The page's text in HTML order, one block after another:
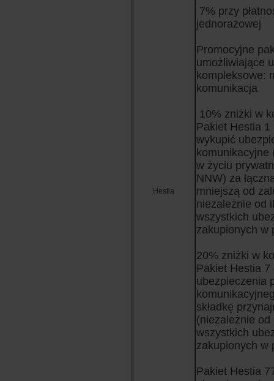
Hestia
7% przy
jednorazowej
Promocyjne
umożliwiające
kompleksowe:
komunikacja
10% zniżki w
Pakiet Hestia 1
wykupić
komunikacyjne
w życiu
NNW) za
mniejszą od
niezależnie od
wszystkich
zakupionych w
20% zniżki w
Pakiet Hestia
ubezpieczenia
składkę
(niezależnie od
wszystkich
zakupionych w
Pakiet Hestia